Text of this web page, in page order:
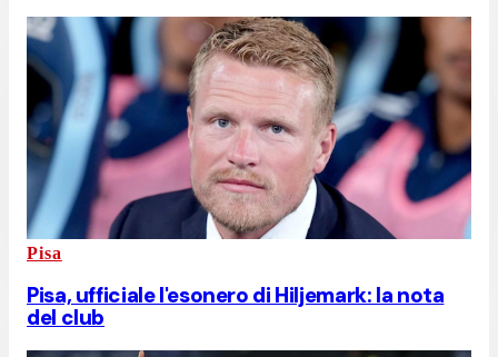
Pisa
Pisa, ufficiale l'esonero di Hiljemark: la nota
del club